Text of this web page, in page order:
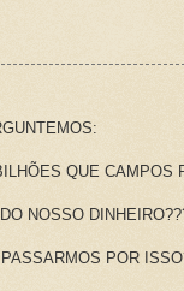
QUE CAMPOS
NOSSO
POR